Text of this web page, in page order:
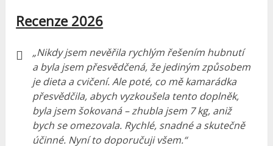
Recenze 2026
„Nikdy jsem nevěřila rychlým řešením hubnutí
a byla jsem přesvědčená, že jediným způsobem
je dieta a cvičení. Ale poté, co mě kamarádka
přesvědčila, abych vyzkoušela tento doplněk,
byla jsem šokovaná – zhubla jsem 7 kg, aniž
bych se omezovala. Rychlé, snadné a skutečně
účinné. Nyní to doporučuji všem.“